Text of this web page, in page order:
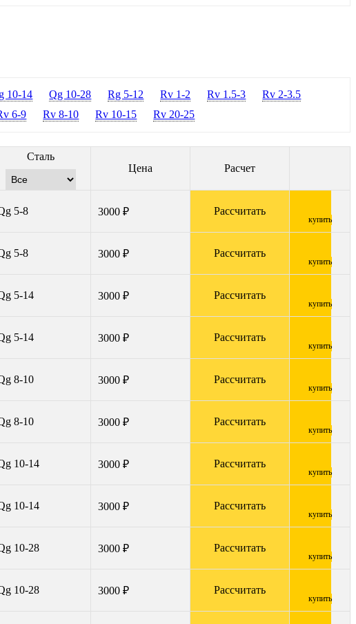
10-14 Qg 10-28 Rg 5-12 Rv 1-2 Rv 1.5-3
Rv 2-3.5
6-9 Rv 8-10 Rv 10-15 Rv 20-25
Сталь
Цена
Расчет
5-8 3000 ₽ Рассчитать
купить
5-8 3000 ₽ Рассчитать
купить
5-14 3000 ₽ Рассчитать
купить
5-14 3000 ₽ Рассчитать
купить
8-10 3000 ₽ Рассчитать
купить
8-10 3000 ₽ Рассчитать
купить
10-14 3000 ₽ Рассчитать
купить
10-14 3000 ₽ Рассчитать
купить
10-28 3000 ₽ Рассчитать
купить
10-28 3000 ₽ Рассчитать
купить